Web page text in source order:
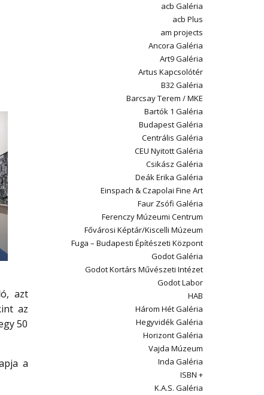
azt
az
50
a
acb Galéria
acb Plus
am projects
Ancora Galéria
Art9 Galéria
Artus Kapcsolótér
B32 Galéria
Barcsay Terem / MKE
Bartók 1 Galéria
Budapest Galéria
Centrális Galéria
CEU Nyitott Galéria
Csikász Galéria
Deák Erika Galéria
Einspach & Czapolai Fine Art
Faur Zsófi Galéria
Ferenczy Múzeumi Centrum
Fővárosi Képtár/Kiscelli Múzeum
Fuga – Budapesti Építészeti Központ
Godot Galéria
Godot Kortárs Művészeti Intézet
Godot Labor
HAB
Három Hét Galéria
Hegyvidék Galéria
Horizont Galéria
Vajda Múzeum
Inda Galéria
ISBN +
K.A.S. Galéria